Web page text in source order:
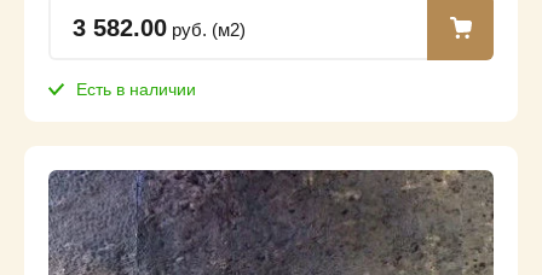
3 582.00 руб. (м2)
Есть в наличии